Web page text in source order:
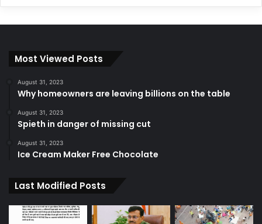
Most Viewed Posts
August 31, 2023
Why homeowners are leaving billions on the table
August 31, 2023
Spieth in danger of missing cut
August 31, 2023
Ice Cream Maker Free Chocolate
Last Modified Posts